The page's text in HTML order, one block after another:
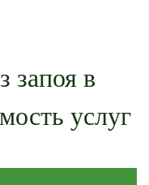
запоя в
услуг